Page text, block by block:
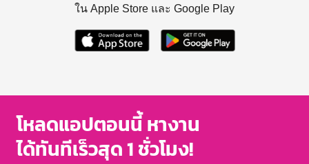
ใน Apple Store และ Google Play
โหลดแอปตอนนี้ หางาน
ได้ทันทีเร็วสุด 1 ชั่วโมง!